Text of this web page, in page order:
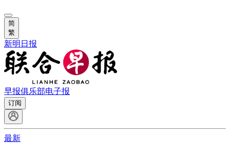
简
繁
新明日报
早报俱乐部电子报
订阅
最新